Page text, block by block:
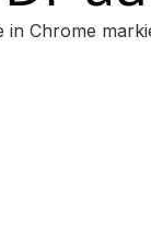
in Chrome